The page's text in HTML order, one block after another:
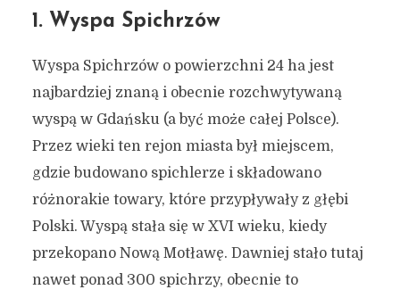
1. Wyspa Spichrzów
Wyspa Spichrzów o powierzchni 24 ha jest
najbardziej znaną i obecnie rozchwytywaną
wyspą w Gdańsku (a być może całej Polsce).
Przez wieki ten rejon miasta był miejscem,
gdzie budowano spichlerze i składowano
różnorakie towary, które przypływały z głębi
Polski. Wyspą stała się w XVI wieku, kiedy
przekopano Nową Motławę. Dawniej stało tutaj
nawet ponad 300 spichrzy, obecnie to